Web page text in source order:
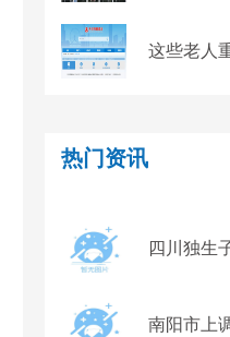
热门资讯